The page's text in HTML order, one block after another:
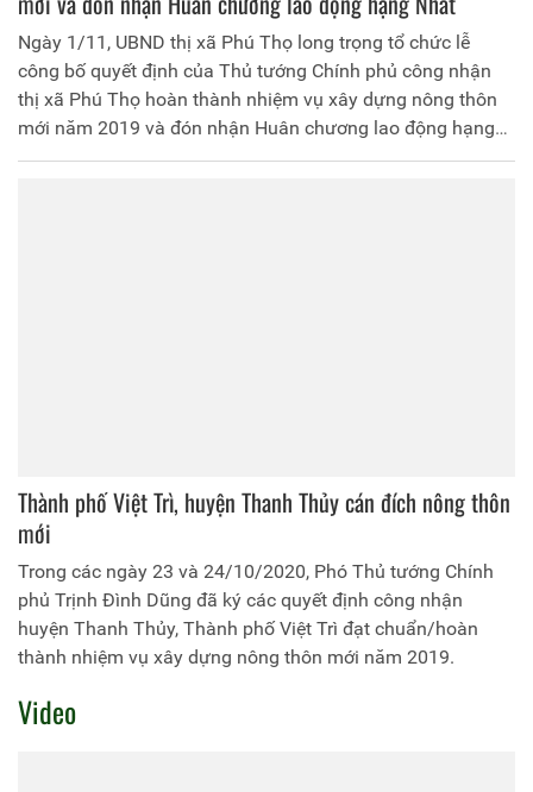
Ngày 1/11, UBND thị xã Phú Thọ long trọng tổ chức lễ
công bố quyết định của Thủ tướng Chính phủ công nhận
thị xã Phú Thọ hoàn thành nhiệm vụ xây dựng nông thôn
mới năm 2019 và đón nhận Huân chương lao động hạng
Nhất.
Thành phố Việt Trì, huyện Thanh Thủy cán đích nông thôn
mới
Trong các ngày 23 và 24/10/2020, Phó Thủ tướng Chính
phủ Trịnh Đình Dũng đã ký các quyết định công nhận
huyện Thanh Thủy, Thành phố Việt Trì đạt chuẩn/hoàn
thành nhiệm vụ xây dựng nông thôn mới năm 2019.
Video